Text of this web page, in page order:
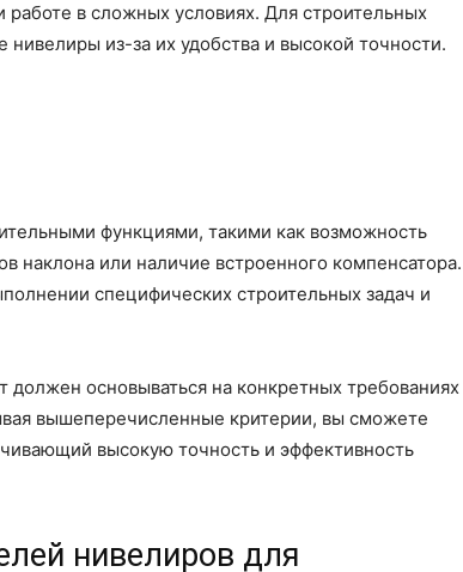
в сложных условиях. Для строительных
нивелиры из-за их удобства и высокой точности.
функциями, такими как возможность
наклона или наличие встроенного компенсатора.
специфических строительных задач и
основываться на конкретных требованиях
вышеперечисленные критерии, вы сможете
высокую точность и эффективность
нивелиров для